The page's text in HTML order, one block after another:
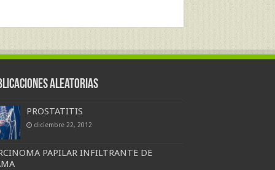
Aleatorias
PROSTATITIS
diciembre 22, 2012
PAPILAR INFILTRANTE DE